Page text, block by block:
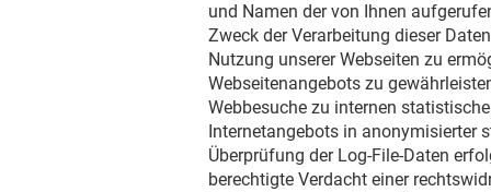
und Namen der von Ihnen
Zweck der Verarbeitung dieser
Nutzung unserer Webseiten zu
Webseitenangebots zu
Webbesuche zu internen
Internetangebots in anonymisierter
Überprüfung der Log-File-Daten
berechtigte Verdacht einer